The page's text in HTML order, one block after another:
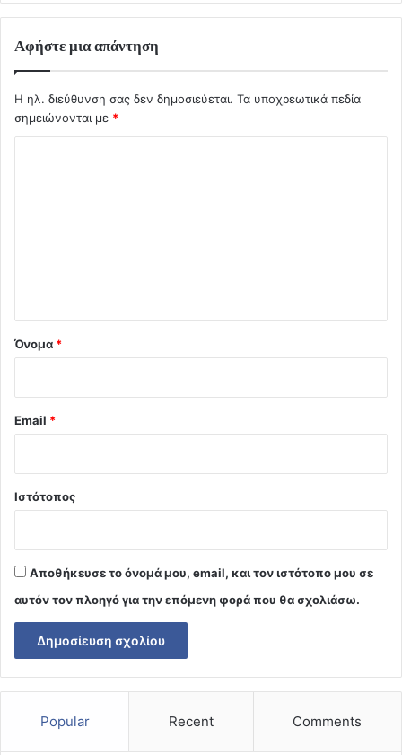
Αφήστε μια απάντηση
Η ηλ. διεύθυνση σας δεν δημοσιεύεται. Τα υποχρεωτικά πεδία
σημειώνονται με *
Όνομα *
Email *
Ιστότοπος
Αποθήκευσε το όνομά μου, email, και τον ιστότοπο μου σε
αυτόν τον πλοηγό για την επόμενη φορά που θα σχολιάσω.
Popular Recent Comments